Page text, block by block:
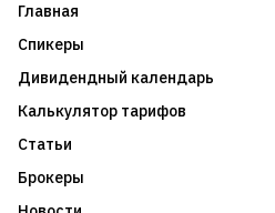
Главная
Спикеры
Дивидендный календарь
Калькулятор тарифов
Статьи
Брокеры